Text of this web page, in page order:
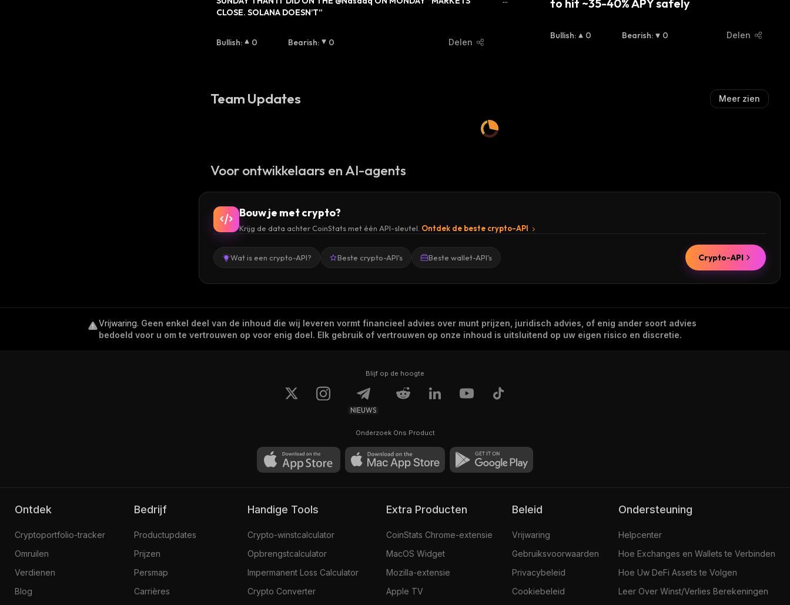
CLOSE. SOLANA DOESN’T”
Bullish: 0 Bearish: 0 Delen
to hit ~35-40% APY safely
Bullish: 0 Bearish: 0 Delen
Team Updates Meer zien
Voor ontwikkelaars en AI-agents
Bouw je met crypto?
Krijg de data achter CoinStats met één API-sleutel. Ontdek de beste crypto-API
Wat is een crypto-API? Beste crypto-API's Beste wallet-API's Crypto-API
Vrijwaring. Geen enkel deel van de inhoud die wij leveren vormt financieel advies over munt prijzen, juridisch advies, of enig ander soort advies
bedoeld voor u om te vertrouwen op voor enig doel. Elk gebruik of vertrouwen op onze inhoud is uitsluitend op uw eigen risico en discretie.
Blijf op de hoogte
NIEUWS
Onderzoek Ons Product
Ontdek
Cryptoportfolio-tracker
Omruilen
Verdienen
Blog
Bedrijf
Productupdates
Prijzen
Persmap
Carrières
Handige Tools
Crypto-winstcalculator
Opbrengstcalculator
Impermanent Loss Calculator
Crypto Converter
Extra Producten
CoinStats Chrome-extensie
MacOS Widget
Mozilla-extensie
Apple TV
Beleid
Vrijwaring
Gebruiksvoorwaarden
Privacybeleid
Cookiebeleid
Ondersteuning
Helpcenter
Hoe Exchanges en Wallets te Verbinden
Hoe Uw DeFi Assets te Volgen
Leer Over Winst/Verlies Berekeningen